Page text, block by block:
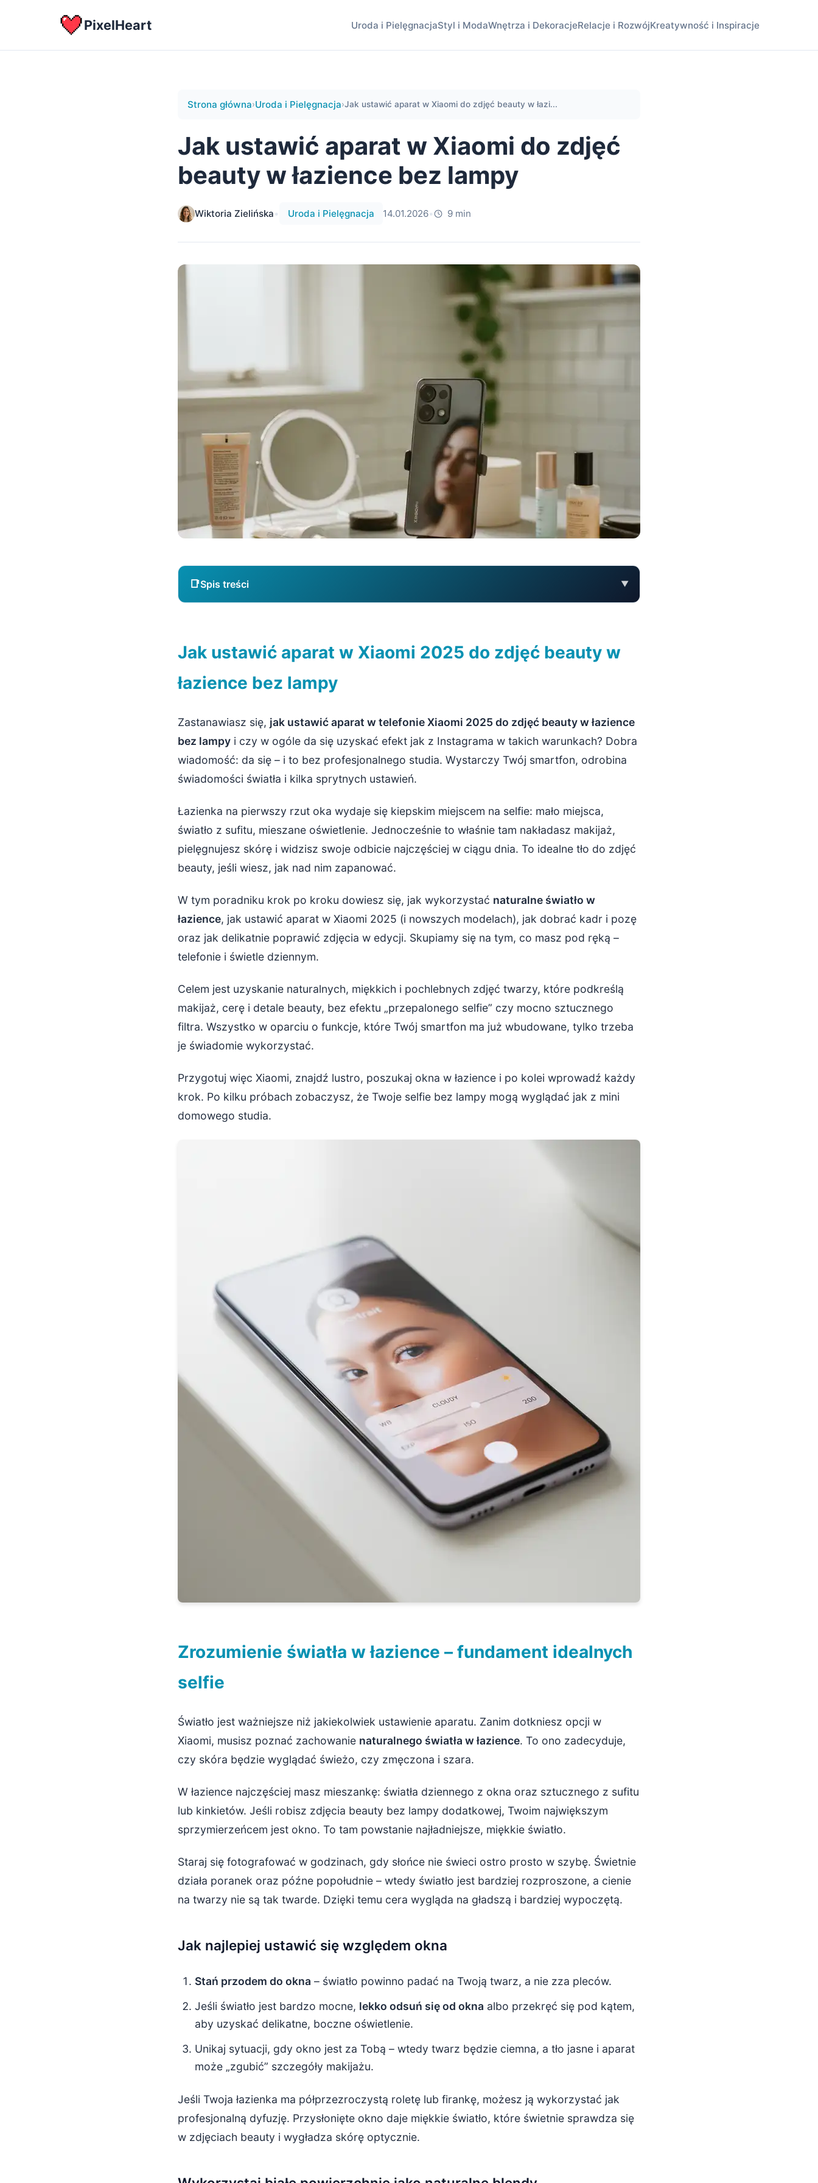
PixelHeart Uroda i PielęgnacjaStyl i ModaWnętrza i DekoracjeRelacje i RozwójKreatywność i Inspiracje
Strona główna›Uroda i Pielęgnacja›Jak ustawić aparat w Xiaomi do zdjęć beauty w łazi...
Jak ustawić aparat w Xiaomi do zdjęć
beauty w łazience bez lampy
Wiktoria Zielińska• Uroda i Pielęgnacja 14.01.2026• 9 min
📑Spis treści ▼
Zrozumienie światła w łazience – fundament idealnych selfie
Jak najlepiej ustawić się względem okna
Kluczowe ustawienia aparatu w Xiaomi 2025 do zdjęć beauty
Tryb Portretowy – Twoje podstawowe narzędzie beauty
Ekspozycja i ISO – jasność bez szumów
Ostrość i HDR – dopracowanie technicznych detali
Jak pozować, by twarz wyglądała korzystniej
Selfie w lustrze – jak uniknąć pułapek
Subtelna edycja zdjęć beauty w Xiaomi – postprodukcja bez przesady
Zewnętrzne aplikacje, które warto znać
Podsumowanie – jak wycisnąć maksimum z Xiaomi 2025 w łazience
Jak ustawić aparat w Xiaomi 2025 do zdjęć beauty w
łazience bez lampy
Zastanawiasz się, jak ustawić aparat w telefonie Xiaomi 2025 do zdjęć beauty w łazience
bez lampy i czy w ogóle da się uzyskać efekt jak z Instagrama w takich warunkach? Dobra
wiadomość: da się – i to bez profesjonalnego studia. Wystarczy Twój smartfon, odrobina
świadomości światła i kilka sprytnych ustawień.
Łazienka na pierwszy rzut oka wydaje się kiepskim miejscem na selfie: mało miejsca,
światło z sufitu, mieszane oświetlenie. Jednocześnie to właśnie tam nakładasz makijaż,
pielęgnujesz skórę i widzisz swoje odbicie najczęściej w ciągu dnia. To idealne tło do zdjęć
beauty, jeśli wiesz, jak nad nim zapanować.
W tym poradniku krok po kroku dowiesz się, jak wykorzystać naturalne światło w
łazience, jak ustawić aparat w Xiaomi 2025 (i nowszych modelach), jak dobrać kadr i pozę
oraz jak delikatnie poprawić zdjęcia w edycji. Skupiamy się na tym, co masz pod ręką –
telefonie i świetle dziennym.
Celem jest uzyskanie naturalnych, miękkich i pochlebnych zdjęć twarzy, które podkreślą
makijaż, cerę i detale beauty, bez efektu „przepalonego selfie” czy mocno sztucznego
filtra. Wszystko w oparciu o funkcje, które Twój smartfon ma już wbudowane, tylko trzeba
je świadomie wykorzystać.
Przygotuj więc Xiaomi, znajdź lustro, poszukaj okna w łazience i po kolei wprowadź każdy
krok. Po kilku próbach zobaczysz, że Twoje selfie bez lampy mogą wyglądać jak z mini
domowego studia.
Zrozumienie światła w łazience – fundament idealnych
selfie
Światło jest ważniejsze niż jakiekolwiek ustawienie aparatu. Zanim dotkniesz opcji w
Xiaomi, musisz poznać zachowanie naturalnego światła w łazience. To ono zadecyduje,
czy skóra będzie wyglądać świeżo, czy zmęczona i szara.
W łazience najczęściej masz mieszankę: światła dziennego z okna oraz sztucznego z sufitu
lub kinkietów. Jeśli robisz zdjęcia beauty bez lampy dodatkowej, Twoim największym
sprzymierzeńcem jest okno. To tam powstanie najładniejsze, miękkie światło.
Staraj się fotografować w godzinach, gdy słońce nie świeci ostro prosto w szybę. Świetnie
działa poranek oraz późne popołudnie – wtedy światło jest bardziej rozproszone, a cienie
na twarzy nie są tak twarde. Dzięki temu cera wygląda na gładszą i bardziej wypoczętą.
Jak najlepiej ustawić się względem okna
Stań przodem do okna – światło powinno padać na Twoją twarz, a nie zza pleców.
Jeśli światło jest bardzo mocne, lekko odsuń się od okna albo przekręć się pod kątem,
aby uzyskać delikatne, boczne oświetlenie.
Unikaj sytuacji, gdy okno jest za Tobą – wtedy twarz będzie ciemna, a tło jasne i aparat
może „zgubić” szczegóły makijażu.
Jeśli Twoja łazienka ma półprzezroczystą roletę lub firankę, możesz ją wykorzystać jak
profesjonalną dyfuzję. Przysłonięte okno daje miękkie światło, które świetnie sprawdza się
w zdjęciach beauty i wygładza skórę optycznie.